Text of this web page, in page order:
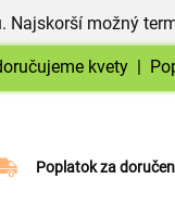
možný
kvety |
Poplatok za
Vyberte si dátum